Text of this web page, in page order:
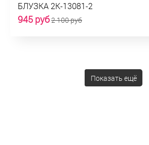
БЛУЗКА 2К-13081-2
945 руб2 100 руб
Показать ещё